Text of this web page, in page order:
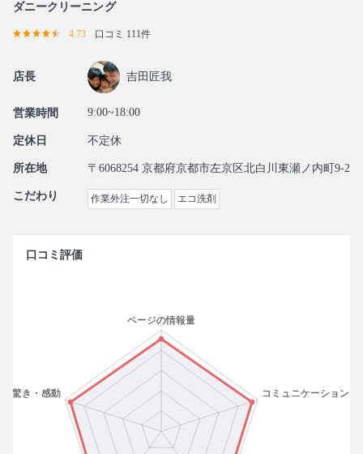
ダニークリーニング
4.73 口コミ 111件
店長 吉田匠我
営業時間 9:00~18:00
定休日 不定休
所在地 〒6068254 京都府京都市左京区北白川東瀬ノ内町9-2
こだわり 作業外注一切なし エコ洗剤
口コミ評価